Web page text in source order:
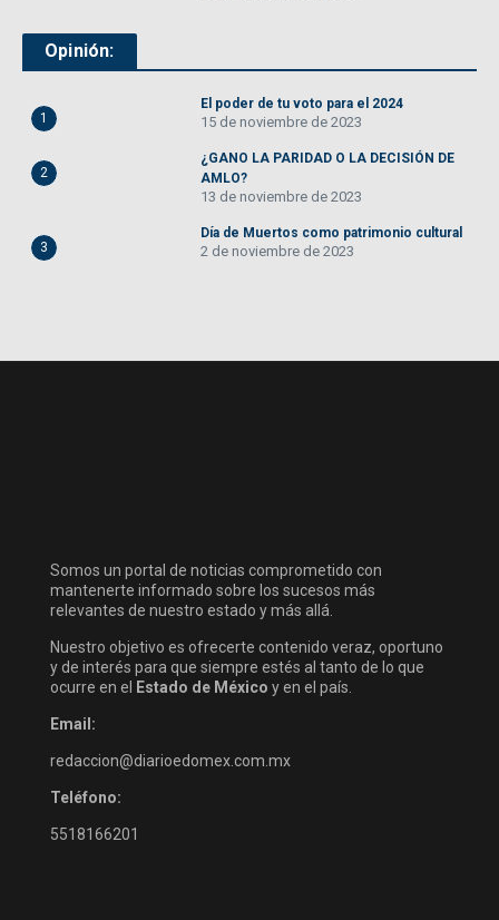
Opinión:
1
El poder de tu voto para el 2024
15 de noviembre de 2023
2
¿GANO LA PARIDAD O LA DECISIÓN DE
AMLO?
13 de noviembre de 2023
3
Día de Muertos como patrimonio cultural
2 de noviembre de 2023
Somos un portal de noticias comprometido con
mantenerte informado sobre los sucesos más
relevantes de nuestro estado y más allá.
Nuestro objetivo es ofrecerte contenido veraz, oportuno
y de interés para que siempre estés al tanto de lo que
ocurre en el
Estado de México y en el país.
Email:
redaccion@diarioedomex.com.mx
Teléfono:
5518166201